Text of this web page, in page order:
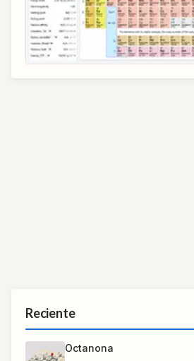
Reciente
Octanona